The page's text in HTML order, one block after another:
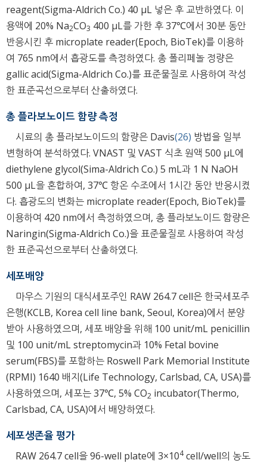
reagent(Sigma-Aldrich Co.) 40 μL 넣은 후 교반하였다. 이
용액에 20% Na2CO3 400 μL를 가한 후 37℃에서 30분 동안
반응시킨 후 microplate reader(Epoch, BioTek)를 이용하
여 765 nm에서 흡광도를 측정하였다. 총 폴리페놀 정량은
gallic acid(Sigma-Aldrich Co.)를 표준물질로 사용하여 작성
한 표준곡선으로부터 산출하였다.
총 플라보노이드 함량 측정
시료의 총 플라보노이드의 함량은 Davis(26) 방법을 일부
변형하여 분석하였다. VNAST 및 VAST 식초 원액 500 μL에
diethylene glycol(Sima-Aldrich Co.) 5 mL과 1 N NaOH
500 μL을 혼합하여, 37℃ 항온 수조에서 1시간 동안 반응시켰
다. 흡광도의 변화는 microplate reader(Epoch, BioTek)를
이용하여 420 nm에서 측정하였으며, 총 플라보노이드 함량은
Naringin(Sigma-Aldrich Co.)을 표준물질로 사용하여 작성
한 표준곡선으로부터 산출하였다.
세포배양
마우스 기원의 대식세포주인 RAW 264.7 cell은 한국세포주
은행(KCLB, Korea cell line bank, Seoul, Korea)에서 분양
받아 사용하였으며, 세포 배양을 위해 100 unit/mL penicillin
및 100 unit/mL streptomycin과 10% Fetal bovine
serum(FBS)를 포함하는 Roswell Park Memorial Institute
(RPMI) 1640 배지(Life Technology, Carlsbad, CA, USA)를
사용하였으며, 세포는 37℃, 5% CO2 incubator(Thermo,
Carlsbad, CA, USA)에서 배양하였다.
세포생존율 평가
RAW 264.7 cell을 96-well plate에 3×104cell/well의 농도